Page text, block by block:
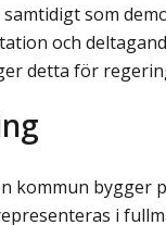
som
och
detta för
kommun bygger
i